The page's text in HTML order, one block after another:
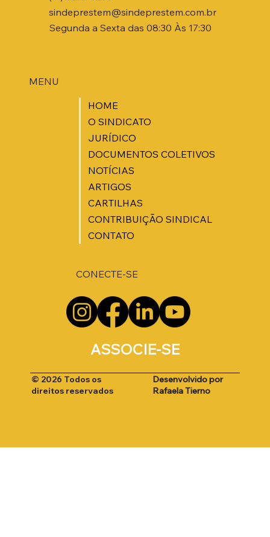
MENU
HOME
O SINDICATO
JURÍDICO
DOCUMENTOS COLETIVOS
NOTÍCIAS
ARTIGOS
CARTILHAS
CONTRIBUIÇÃO SINDICAL
CONTATO
sindeprestem@sindeprestem.com.br
Segunda a Sexta das 08:30 Às 17:30
ASSOCIE-SE
CONECTE-SE
© 2026 Todos os
direitos reservados
Desenvolvido por
Rafaela Tierno